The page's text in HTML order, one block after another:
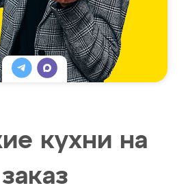
кухни на
заказ